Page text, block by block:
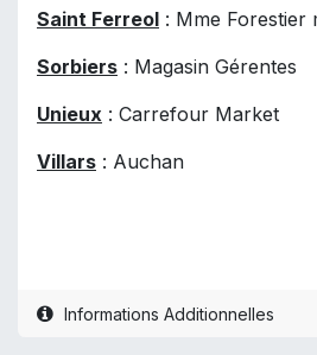
Saint Ferreol : Mme Forestier
Sorbiers : Magasin Gérentes
Unieux : Carrefour Market
Villars : Auchan
Informations Additionnelles